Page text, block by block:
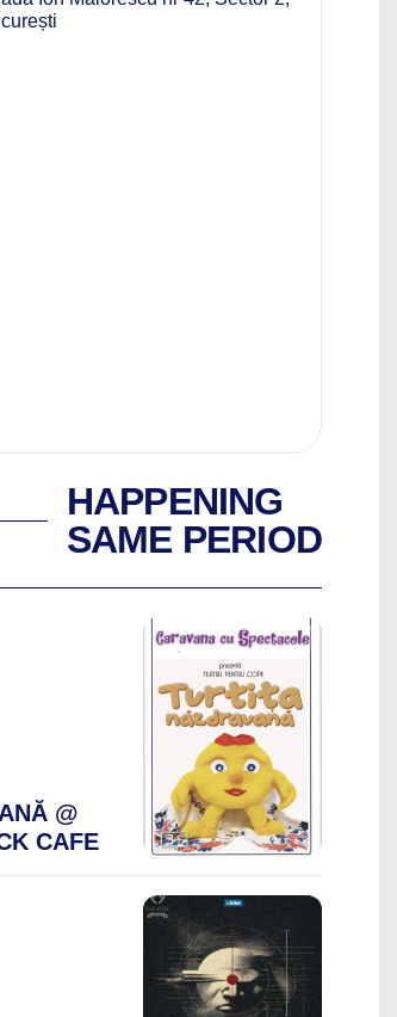
HAPPENING
SAME PERIOD
@
CAFE